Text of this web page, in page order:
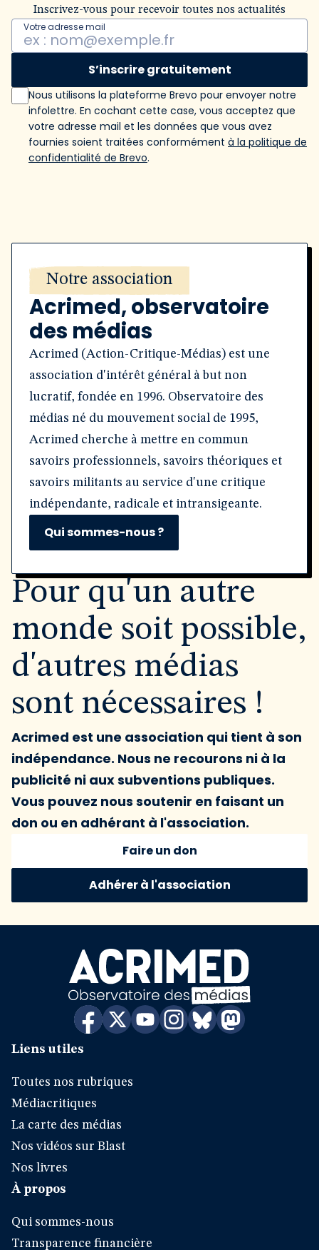
Inscrivez-vous pour recevoir toutes nos actualités
Votre adresse mail
S’inscrire gratuitement
Nous utilisons la plateforme Brevo pour envoyer notre
infolettre. En cochant cette case, vous acceptez que
votre adresse mail et les données que vous avez
fournies soient traitées conformément à la politique de
confidentialité de Brevo.
Notre association
Acrimed, observatoire
des médias
Acrimed (Action-Critique-Médias) est une
association d'intérêt général à but non
lucratif, fondée en 1996. Observatoire des
médias né du mouvement social de 1995,
Acrimed cherche à mettre en commun
savoirs professionnels, savoirs théoriques et
savoirs militants au service d'une critique
indépendante, radicale et intransigeante.
Qui sommes-nous ?
Pour qu'un autre
monde soit possible,
d'autres médias
sont nécessaires !
Acrimed est une association qui tient à son
indépendance. Nous ne recourons ni à la
publicité ni aux subventions publiques.
Vous pouvez nous soutenir en faisant un
don ou en adhérant à l'association.
Faire un don
Adhérer à l'association
Liens utiles
Toutes nos rubriques
Médiacritiques
La carte des médias
Nos vidéos sur Blast
Nos livres
À propos
Qui sommes-nous
Transparence financière